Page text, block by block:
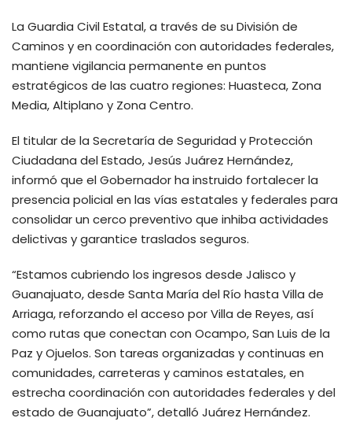
La Guardia Civil Estatal, a través de su División de
Caminos y en coordinación con autoridades federales,
mantiene vigilancia permanente en puntos
estratégicos de las cuatro regiones: Huasteca, Zona
Media, Altiplano y Zona Centro.
El titular de la Secretaría de Seguridad y Protección
Ciudadana del Estado, Jesús Juárez Hernández,
informó que el Gobernador ha instruido fortalecer la
presencia policial en las vías estatales y federales para
consolidar un cerco preventivo que inhiba actividades
delictivas y garantice traslados seguros.
“Estamos cubriendo los ingresos desde Jalisco y
Guanajuato, desde Santa María del Río hasta Villa de
Arriaga, reforzando el acceso por Villa de Reyes, así
como rutas que conectan con Ocampo, San Luis de la
Paz y Ojuelos. Son tareas organizadas y continuas en
comunidades, carreteras y caminos estatales, en
estrecha coordinación con autoridades federales y del
estado de Guanajuato”, detalló Juárez Hernández.